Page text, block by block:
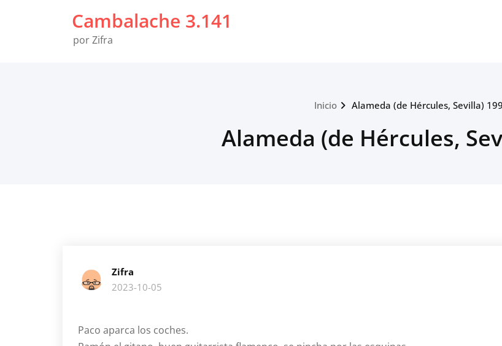
Cambalache 3.141
por Zifra
Inicio Alameda (de Hércules, Sevilla)
Alameda (de Hércules,
Zifra
2023-10-05
Paco aparca los coches.